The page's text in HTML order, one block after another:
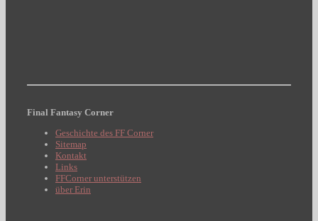
Final Fantasy Corner
Geschichte des FF Corner
Sitemap
Kontakt
Links
FFCorner unterstützen
über Erin